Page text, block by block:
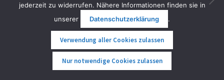
15.990,00€ –16.490,00€ inkl. MwSt.
Ausführung wählen
jederzeit zu widerrufen. Nähere Informationen finden sie in
unserer
Datenschutzerklärung .
Verwendung aller Cookies zulassen
Nur notwendige Cookies zulassen